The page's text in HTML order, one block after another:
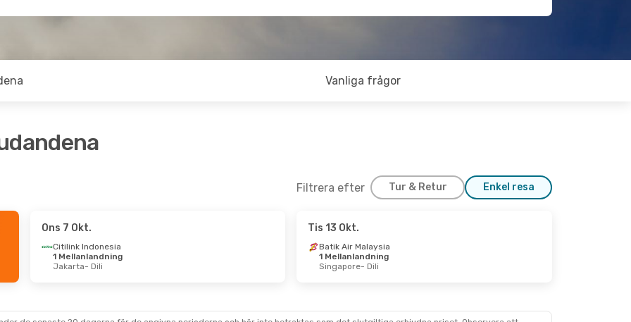
Vanliga frågor
Filtrera efter Tur & Retur Enkel resa
Ons 7 Okt.
Citilink Indonesia
1 Mellanlandning
Jakarta- Dili
Tis 13 Okt.
Batik Air Malaysia
1 Mellanlandning
Singapore- Dili